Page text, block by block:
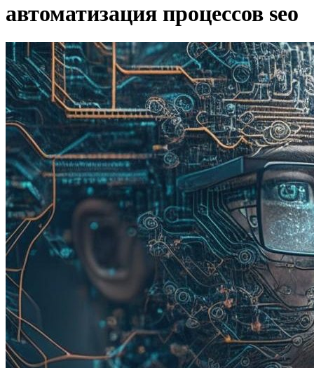
автоматизация процессов seo